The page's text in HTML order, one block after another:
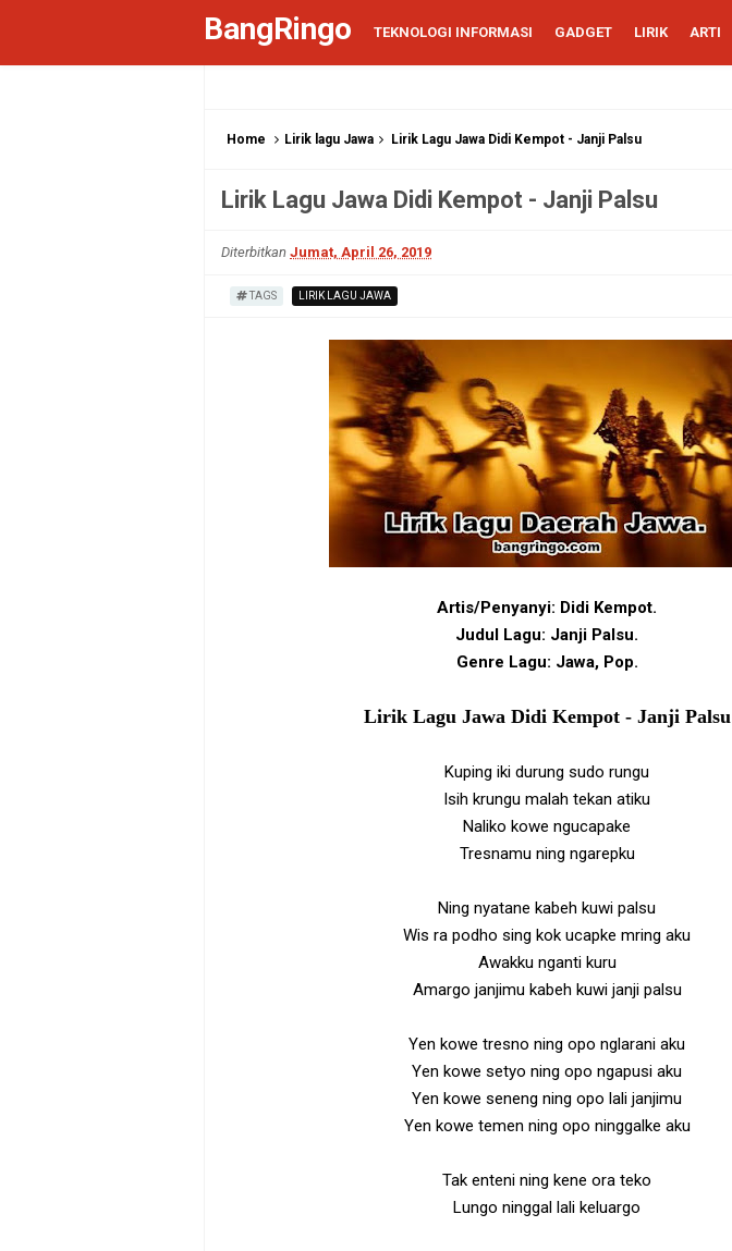
BangRingo TEKNOLOGI INFORMASI GADGET LIRIK ARTI
Home Lirik lagu Jawa Lirik Lagu Jawa Didi Kempot - Janji Palsu
Lirik Lagu Jawa Didi Kempot - Janji Palsu
Diterbitkan Jumat, April 26, 2019
TAGS LIRIK LAGU JAWA
Artis/Penyanyi: Didi Kempot.
Judul Lagu: Janji Palsu.
Genre Lagu: Jawa, Pop.
Lirik Lagu Jawa Didi Kempot - Janji Palsu
Kuping iki durung sudo rungu
Isih krungu malah tekan atiku
Naliko kowe ngucapake
Tresnamu ning ngarepku
Ning nyatane kabeh kuwi palsu
Wis ra podho sing kok ucapke mring aku
Awakku nganti kuru
Amargo janjimu kabeh kuwi janji palsu
Yen kowe tresno ning opo nglarani aku
Yen kowe setyo ning opo ngapusi aku
Yen kowe seneng ning opo lali janjimu
Yen kowe temen ning opo ninggalke aku
Tak enteni ning kene ora teko
Lungo ninggal lali keluargo